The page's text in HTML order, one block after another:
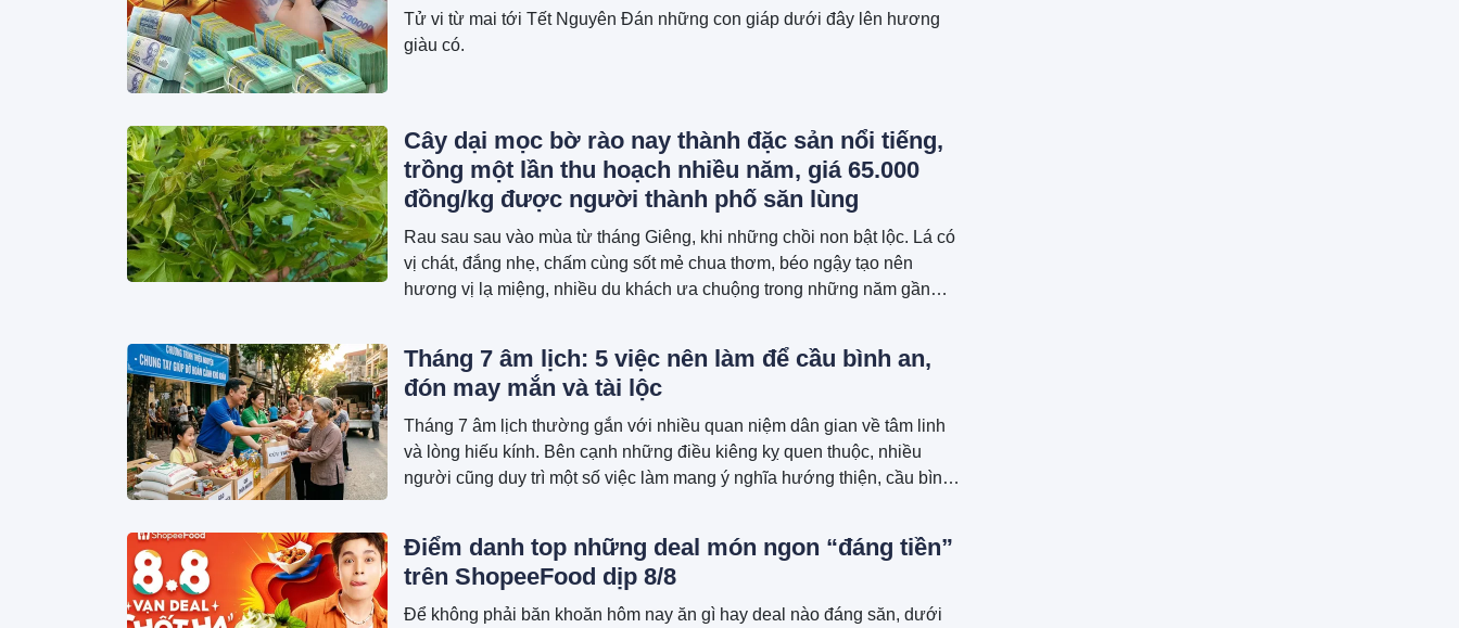
Tử vi từ mai tới Tết Nguyên Đán những con giáp dưới đây lên hương
giàu có.
Cây dại mọc bờ rào nay thành đặc sản nổi tiếng,
trồng một lần thu hoạch nhiều năm, giá 65.000
đồng/kg được người thành phố săn lùng
Rau sau sau vào mùa từ tháng Giêng, khi những chồi non bật lộc. Lá có
vị chát, đắng nhẹ, chấm cùng sốt mẻ chua thơm, béo ngậy tạo nên
hương vị lạ miệng, nhiều du khách ưa chuộng trong những năm gần
Tháng 7 âm lịch: 5 việc nên làm để cầu bình an,
đón may mắn và tài lộc
Tháng 7 âm lịch thường gắn với nhiều quan niệm dân gian về tâm linh
và lòng hiếu kính. Bên cạnh những điều kiêng kỵ quen thuộc, nhiều
người cũng duy trì một số việc làm mang ý nghĩa hướng thiện, cầu bình
Điểm danh top những deal món ngon “đáng tiền”
trên ShopeeFood dịp 8/8
Để không phải băn khoăn hôm nay ăn gì hay deal nào đáng săn, dưới